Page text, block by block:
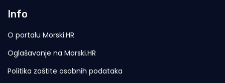
Info
O portalu Morski.HR
Oglašavanje na Morski.HR
Politika zaštite osobnih podataka